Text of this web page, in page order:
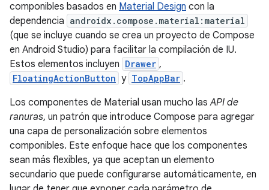
componibles basados en Material Design con la
dependencia androidx.compose.material:material
(que se incluye cuando se crea un proyecto de Compose
en Android Studio) para facilitar la compilación de IU.
Estos elementos incluyen Drawer ,
FloatingActionButton y TopAppBar .
Los componentes de Material usan mucho lasAPI de
ranuras, un patrón que introduce Compose para agregar
una capa de personalización sobre elementos
componibles. Este enfoque hace que los componentes
sean más flexibles, ya que aceptan un elemento
secundario que puede configurarse automáticamente, en